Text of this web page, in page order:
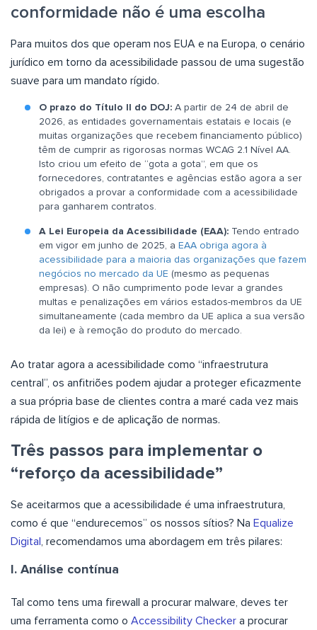
conformidade não é uma escolha
Para muitos dos que operam nos EUA e na Europa, o cenário
jurídico em torno da acessibilidade passou de uma sugestão
suave para um mandato rígido.
O prazo do Título II do DOJ: A partir de 24 de abril de
2026, as entidades governamentais estatais e locais (e
muitas organizações que recebem financiamento público)
têm de cumprir as rigorosas normas WCAG 2.1 Nível AA.
Isto criou um efeito de “gota a gota”, em que os
fornecedores, contratantes e agências estão agora a ser
obrigados a provar a conformidade com a acessibilidade
para ganharem contratos.
A Lei Europeia da Acessibilidade (EAA): Tendo entrado
em vigor em junho de 2025, a EAA obriga agora à
acessibilidade para a maioria das organizações que fazem
negócios no mercado da UE (mesmo as pequenas
empresas). O não cumprimento pode levar a grandes
multas e penalizações em vários estados-membros da UE
simultaneamente (cada membro da UE aplica a sua versão
da lei) e à remoção do produto do mercado.
Ao tratar agora a acessibilidade como “infraestrutura
central”, os anfitriões podem ajudar a proteger eficazmente
a sua própria base de clientes contra a maré cada vez mais
rápida de litígios e de aplicação de normas.
Três passos para implementar o
“reforço da acessibilidade”
Se aceitarmos que a acessibilidade é uma infraestrutura,
como é que “endurecemos” os nossos sítios? Na Equalize
Digital , recomendamos uma abordagem em três pilares:
I. Análise contínua
Tal como tens uma firewall a procurar malware, deves ter
uma ferramenta como o Accessibility Checker a procurar